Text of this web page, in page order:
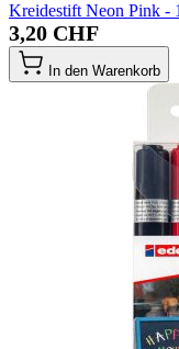
Kreidestift Neon Pink -
3,20 CHF
In den Warenkorb